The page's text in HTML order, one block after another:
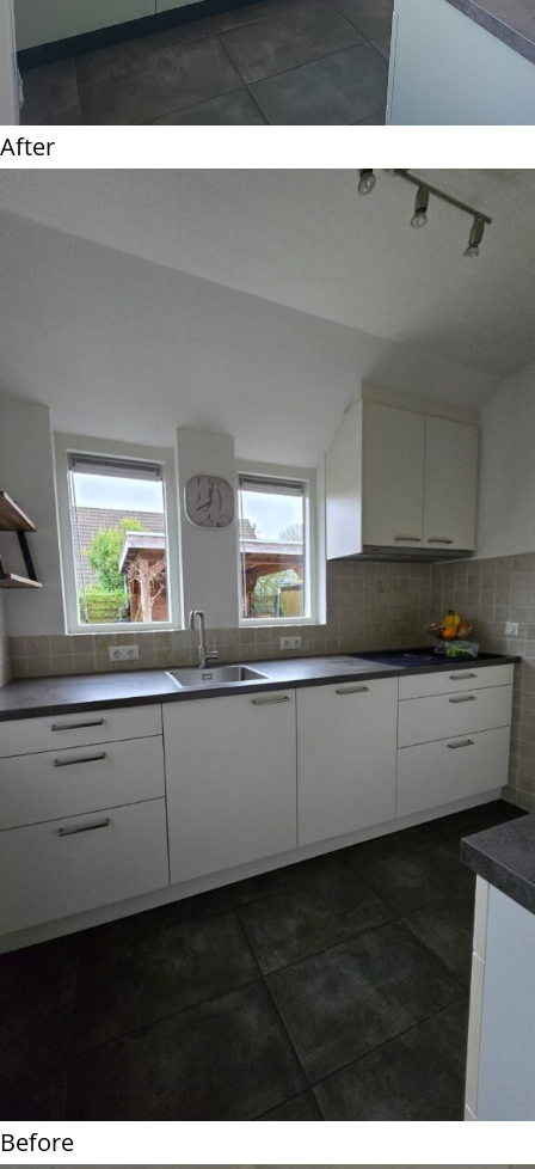
After
Before